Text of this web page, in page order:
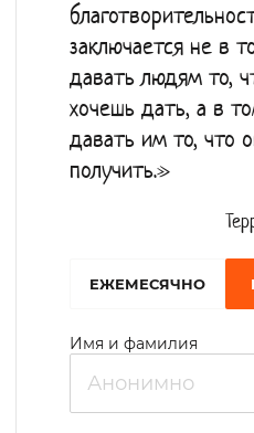
заключается не в
давать людям то,
хочешь дать, а в
давать им то, что
получить.»
EЖЕМЕСЯЧНО
Имя и фамилия